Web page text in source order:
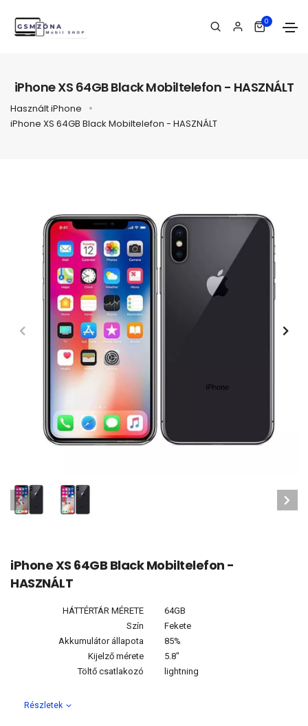
0
iPhone XS 64GB Black Mobiltelefon - HASZNÁLT
Használt iPhone
iPhone XS 64GB Black Mobiltelefon - HASZNÁLT
iPhone XS 64GB Black Mobiltelefon -
HASZNÁLT
HÁTTÉRTÁR MÉRETE
64GB
Szín
Fekete
Akkumulátor állapota
85%
Kijelző mérete
5.8"
Töltő csatlakozó
lightning
Részletek